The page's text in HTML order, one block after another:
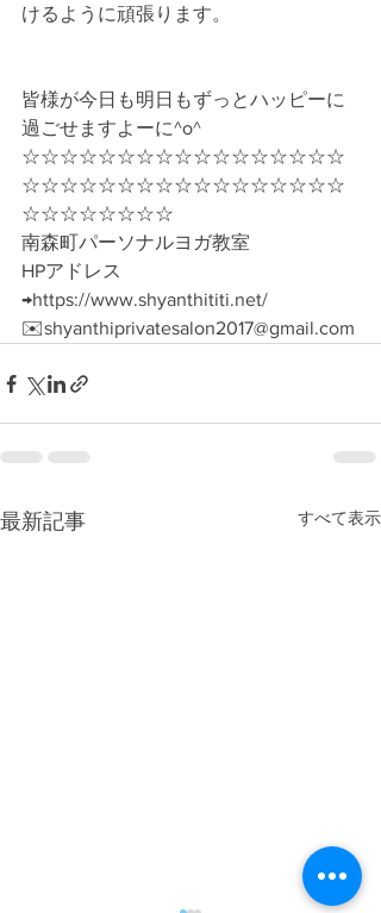
けるように頑張ります。
皆様が今日も明日もずっとハッピーに
過ごせますよーに^o^
☆☆☆☆☆☆☆☆☆☆☆☆☆☆☆☆☆
☆☆☆☆☆☆☆☆☆☆☆☆☆☆☆☆☆
☆☆☆☆☆☆☆☆
南森町パーソナルヨガ教室
HPアドレス
→https://www.shyanthititi.net/
✉️shyanthiprivatesalon2017@gmail.com
最新記事 すべて表示